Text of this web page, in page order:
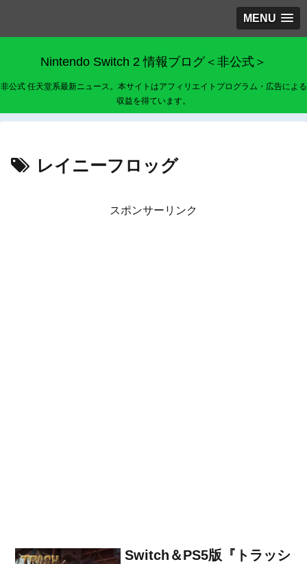
MENU
Nintendo Switch 2 情報ブログ＜非公式＞
非公式 任天堂系最新ニュース。本サイトはアフィリエイトプログラム・広告による
収益を得ています。
レイニーフロッグ
スポンサーリンク
Switch＆PS5版『トラッシ